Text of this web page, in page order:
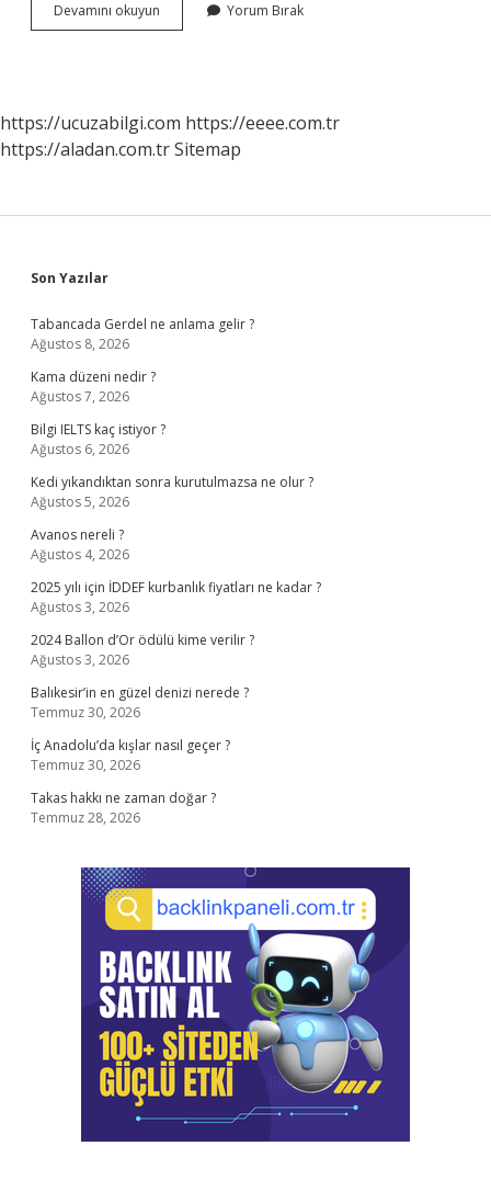
Devamını okuyun
Hissi
Yorum Bırak
https://ucuzabilgi.com https://eeee.com.tr
https://aladan.com.trSitemap
Sidebar
Son Yazılar
Tabancada Gerdel ne anlama gelir ?
Ağustos 8, 2026
Kama düzeni nedir ?
Ağustos 7, 2026
Bilgi IELTS kaç istiyor ?
Ağustos 6, 2026
Kedi yıkandıktan sonra kurutulmazsa ne olur ?
Ağustos 5, 2026
Avanos nereli ?
Ağustos 4, 2026
2025 yılı için İDDEF kurbanlık fiyatları ne kadar ?
Ağustos 3, 2026
2024 Ballon d’Or ödülü kime verilir ?
Ağustos 3, 2026
Balıkesir’in en güzel denizi nerede ?
Temmuz 30, 2026
İç Anadolu’da kışlar nasıl geçer ?
Temmuz 30, 2026
Takas hakkı ne zaman doğar ?
Temmuz 28, 2026